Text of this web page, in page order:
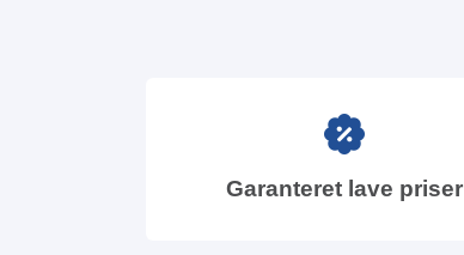
Garanteret lave priser